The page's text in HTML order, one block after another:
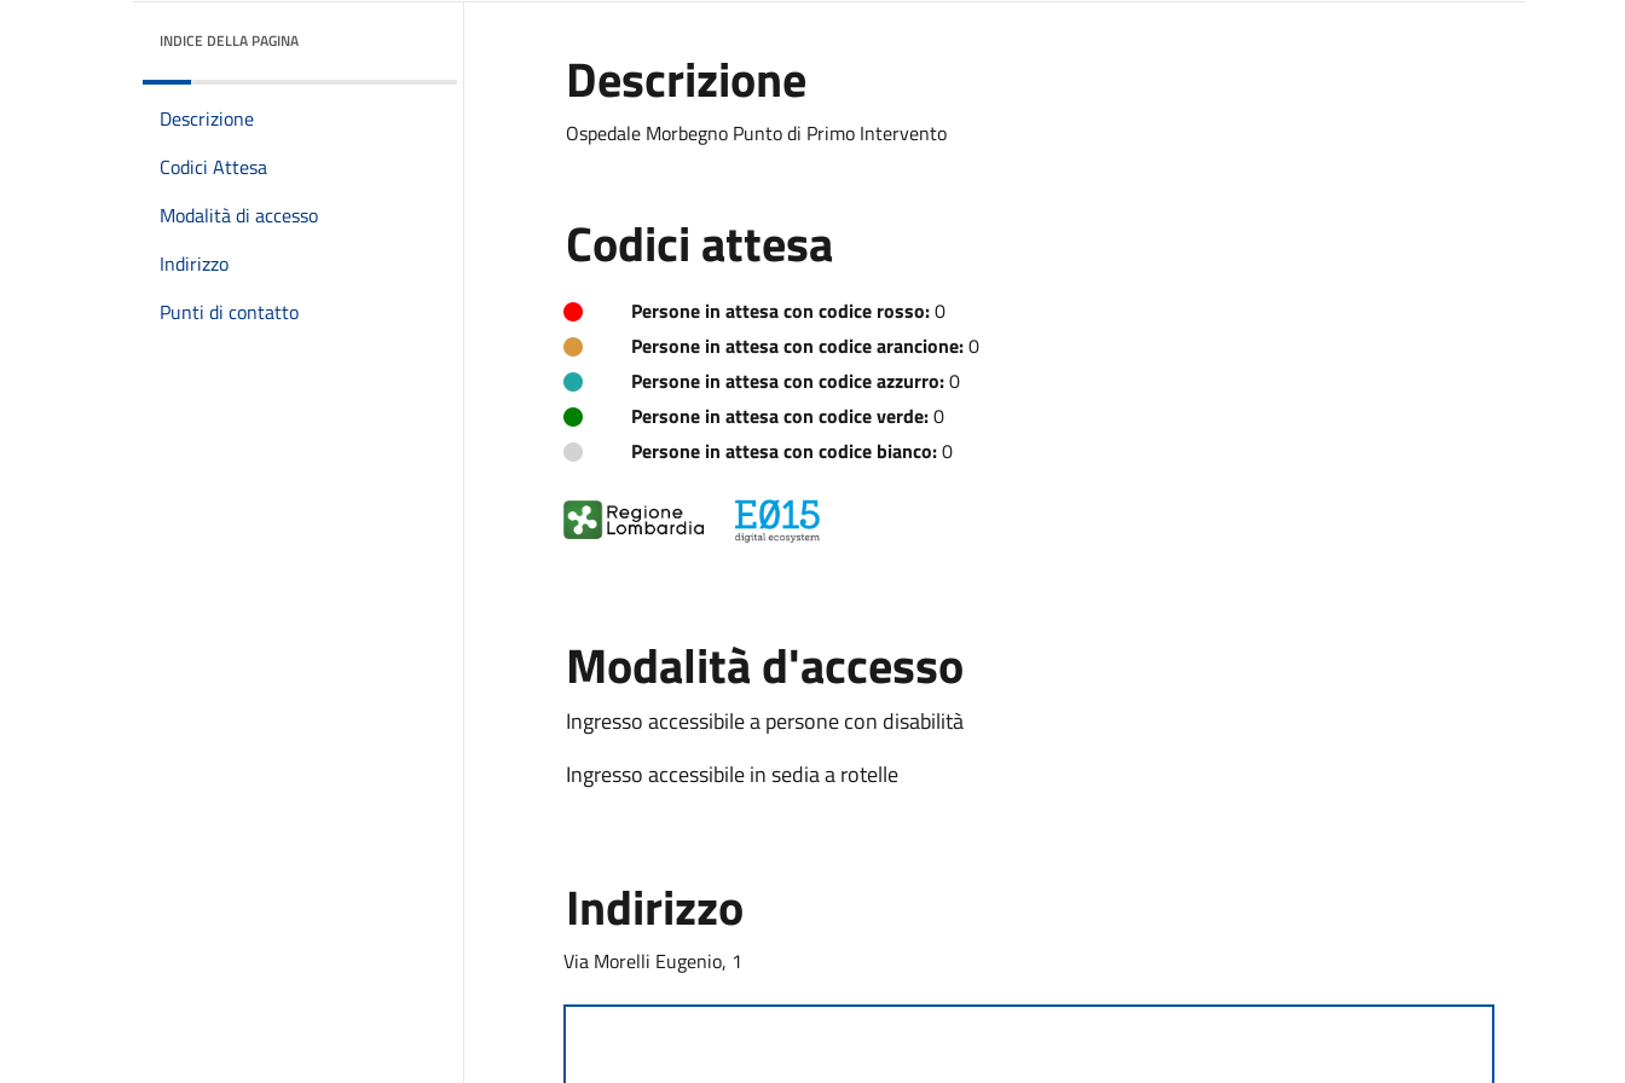
INDICE DELLA PAGINA
Descrizione
Codici Attesa
Modalità di accesso
Indirizzo
Punti di contatto
Descrizione
Ospedale Morbegno Punto di Primo Intervento
Codici attesa
Persone in attesa con codice rosso:0
Persone in attesa con codice arancione:0
Persone in attesa con codice azzurro:0
Persone in attesa con codice verde:0
Persone in attesa con codice bianco:0
Modalità d'accesso
Ingresso accessibile a persone con disabilità
Ingresso accessibile in sedia a rotelle
Indirizzo
Via Morelli Eugenio, 1